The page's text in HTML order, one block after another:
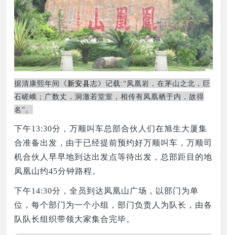
据清康熙年间《 新安县志》记载 :“凤凰岩，在茅山之北，巨
石嵯峨；广数丈，洞澈若堂室，相传有凤凰栖于内，故得
名”。
下午13:30分，万顺叫车总部合伙人们在旭生大厦集
合准备出发，由于已经提前预约好万顺叫车，万顺司
机合伙人早早地到达出发点等待出发，总部距目的地
凤凰山约45分钟路程。
下午14:30分，全员到达 凤凰山广场 ，以部门为单
位，每个部门为一个小组，部门负责人为队长，由各
队队长组织带领大家集合完毕。